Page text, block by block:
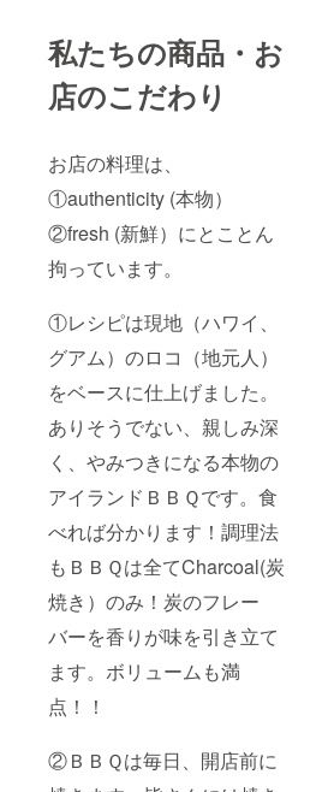
私たちの商品・お
店のこだわり
お店の料理は、
①authenticity (本物）
②fresh (新鮮）にとことん
拘っています。
①レシピは現地（ハワイ、
グアム）のロコ（地元人）
をベースに仕上げました。
ありそうでない、親しみ深
く、やみつきになる本物の
アイランドＢＢＱです。食
べれば分かります！調理法
もＢＢＱは全てCharcoal(炭
焼き）のみ！炭のフレー
バーを香りが味を引き立て
ます。ボリュームも満
点！！
②ＢＢＱは毎日、開店前に